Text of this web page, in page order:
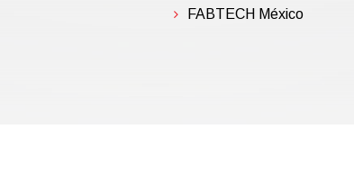
FABTECH México